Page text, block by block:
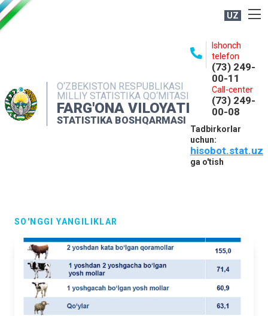
UZ
O‘ZBEKISTON RESPUBLIKASI
MILLIY STATISTIKA QO‘MITASI
FARG'ONA VILOYATI
STATISTIKA BOSHQARMASI
Ishonch
telefon
(73) 249-
00-11
Call-center
(73) 249-
00-08
Tadbirkorlar
uchun:
hisobot.stat.uz
ga o'tish
NASHRLAR
INTERAKTIV XIZMATLAR
MATBUOT XIZMATI
SO'NGGI YANGILIKLAR